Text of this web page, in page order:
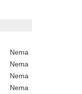
Nema
Nema
Nema
Nema